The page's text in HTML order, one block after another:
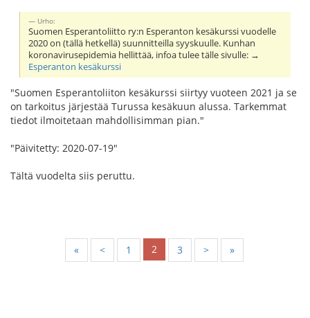
Urho:
Suomen Esperantoliitto ry:n Esperanton kesäkurssi vuodelle
2020 on (tällä hetkellä) suunnitteilla syyskuulle. Kunhan
koronavirusepidemia hellittää, infoa tulee tälle sivulle: →
Esperanton kesäkurssi
"Suomen Esperantoliiton kesäkurssi siirtyy vuoteen 2021 ja se
on tarkoitus järjestää Turussa kesäkuun alussa. Tarkemmat
tiedot ilmoitetaan mahdollisimman pian."
"Päivitetty: 2020-07-19"
Tältä vuodelta siis peruttu.
« < 1 2 3 > »